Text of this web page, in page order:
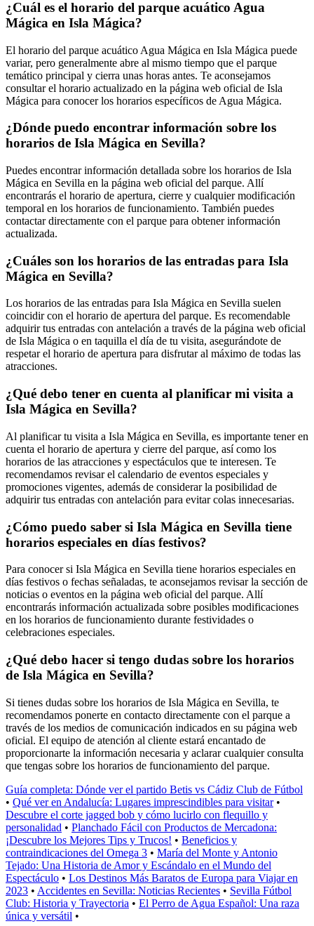
¿Cuál es el horario del parque acuático Agua
Mágica en Isla Mágica?
El horario del parque acuático Agua Mágica en Isla Mágica puede
variar, pero generalmente abre al mismo tiempo que el parque
temático principal y cierra unas horas antes. Te aconsejamos
consultar el horario actualizado en la página web oficial de Isla
Mágica para conocer los horarios específicos de Agua Mágica.
¿Dónde puedo encontrar información sobre los
horarios de Isla Mágica en Sevilla?
Puedes encontrar información detallada sobre los horarios de Isla
Mágica en Sevilla en la página web oficial del parque. Allí
encontrarás el horario de apertura, cierre y cualquier modificación
temporal en los horarios de funcionamiento. También puedes
contactar directamente con el parque para obtener información
actualizada.
¿Cuáles son los horarios de las entradas para Isla
Mágica en Sevilla?
Los horarios de las entradas para Isla Mágica en Sevilla suelen
coincidir con el horario de apertura del parque. Es recomendable
adquirir tus entradas con antelación a través de la página web oficial
de Isla Mágica o en taquilla el día de tu visita, asegurándote de
respetar el horario de apertura para disfrutar al máximo de todas las
atracciones.
¿Qué debo tener en cuenta al planificar mi visita a
Isla Mágica en Sevilla?
Al planificar tu visita a Isla Mágica en Sevilla, es importante tener en
cuenta el horario de apertura y cierre del parque, así como los
horarios de las atracciones y espectáculos que te interesen. Te
recomendamos revisar el calendario de eventos especiales y
promociones vigentes, además de considerar la posibilidad de
adquirir tus entradas con antelación para evitar colas innecesarias.
¿Cómo puedo saber si Isla Mágica en Sevilla tiene
horarios especiales en días festivos?
Para conocer si Isla Mágica en Sevilla tiene horarios especiales en
días festivos o fechas señaladas, te aconsejamos revisar la sección de
noticias o eventos en la página web oficial del parque. Allí
encontrarás información actualizada sobre posibles modificaciones
en los horarios de funcionamiento durante festividades o
celebraciones especiales.
¿Qué debo hacer si tengo dudas sobre los horarios
de Isla Mágica en Sevilla?
Si tienes dudas sobre los horarios de Isla Mágica en Sevilla, te
recomendamos ponerte en contacto directamente con el parque a
través de los medios de comunicación indicados en su página web
oficial. El equipo de atención al cliente estará encantado de
proporcionarte la información necesaria y aclarar cualquier consulta
que tengas sobre los horarios de funcionamiento del parque.
Guía completa: Dónde ver el partido Betis vs Cádiz Club de Fútbol
• Qué ver en Andalucía: Lugares imprescindibles para visitar•
Descubre el corte jagged bob y cómo lucirlo con flequillo y
personalidad • Planchado Fácil con Productos de Mercadona:
¡Descubre los Mejores Tips y Trucos! • Beneficios y
contraindicaciones del Omega 3 • María del Monte y Antonio
Tejado: Una Historia de Amor y Escándalo en el Mundo del
Espectáculo • Los Destinos Más Baratos de Europa para Viajar en
2023 • Accidentes en Sevilla: Noticias Recientes • Sevilla Fútbol
Club: Historia y Trayectoria • El Perro de Agua Español: Una raza
única y versátil •